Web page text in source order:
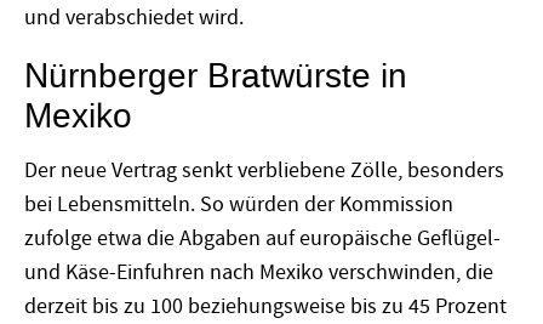
und verabschiedet wird.
Nürnberger Bratwürste in
Mexiko
Der neue Vertrag senkt verbliebene Zölle, besonders
bei Lebensmitteln. So würden der Kommission
zufolge etwa die Abgaben auf europäische Geflügel-
und Käse-Einfuhren nach Mexiko verschwinden, die
derzeit bis zu 100 beziehungsweise bis zu 45 Prozent